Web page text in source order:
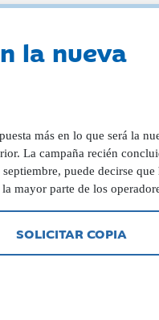
la nueva
más en lo que será la
La campaña recién
puede decirse que
mayor parte de los
SOLICITAR COPIA